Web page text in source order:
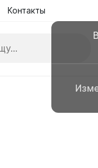
Поиск
Контакты